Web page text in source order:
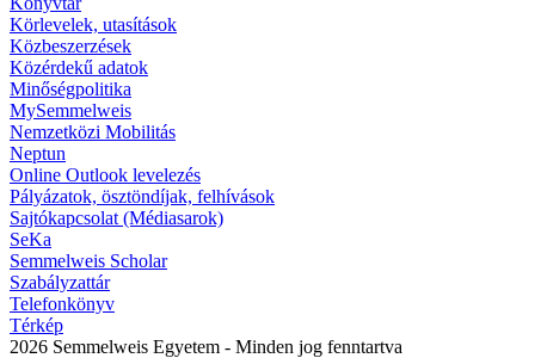
Körlevelek, utasítások
Közbeszerzések
Közérdekű adatok
Minőségpolitika
MySemmelweis
Nemzetközi Mobilitás
Neptun
Online Outlook levelezés
Pályázatok, ösztöndíjak, felhívások
Sajtókapcsolat (Médiasarok)
SeKa
Semmelweis Scholar
Szabályzattár
Telefonkönyv
Térkép
2026 Semmelweis Egyetem - Minden jog fenntartva